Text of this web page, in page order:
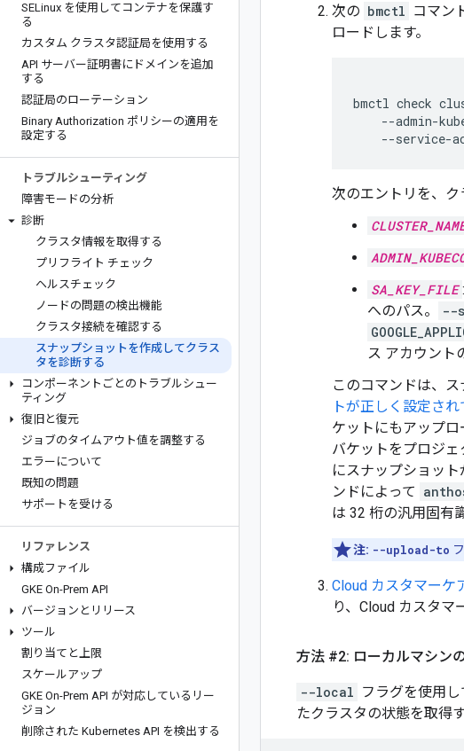
SELinux を使用してコンテナを保護す
る
カスタム クラスタ認証局を使用する
API サーバー証明書にドメインを追加
する
認証局のローテーション
Binary Authorization ポリシーの適用を
設定する
トラブルシューティング
障害モードの分析
診断
クラスタ情報を取得する
プリフライト チェック
ヘルスチェック
ノードの問題の検出機能
クラスタ接続を確認する
スナップショットを作成してクラス
タを診断する
コンポーネントごとのトラブルシュー
ティング
復旧と復元
ジョブのタイムアウト値を調整する
エラーについて
既知の問題
サポートを受ける
リファレンス
構成ファイル
GKE On-Prem API
バージョンとリリース
ツール
割り当てと上限
スケールアップ
GKE On-Prem API が対応しているリー
ジョン
削除された Kubernetes API を検出する
次の bmctl コマン
ロードします。
bmctl check
--admin-
--service-
次のエントリを、ク
SA_KEY_FILE
へのパス。
--
ス アカウント
このコマンドは、
トが正しく設定され
ケットにもアップ
バケットをプロジ
にスナップショッ
ンドによって
は 32 桁の汎用固有
注: --upload-to
Cloud カスタマーケ
り、Cloud カスタマ
方法 #2: ローカルマシン
--local フラグを使用
たクラスタの状態を取得